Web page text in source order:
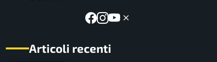
Articoli recenti